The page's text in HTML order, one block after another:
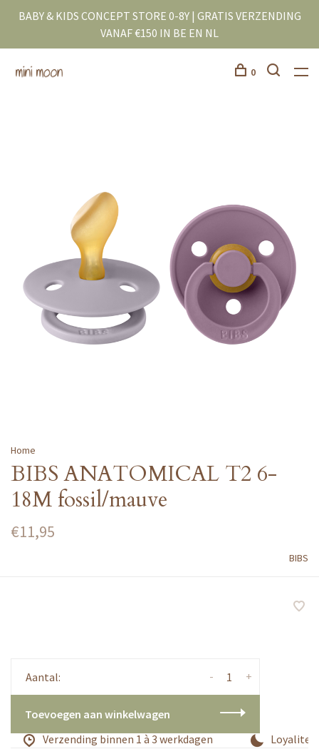
BABY & KIDS CONCEPT STORE 0-8Y | GRATIS VERZENDING
VANAF €150 IN BE EN NL
0
Home
BIBS ANATOMICAL T2 6-
18M fossil/mauve
€11,95
BIBS
Aantal: +
-
Toevoegen aan winkelwagen
Verzending binnen 1 à 3 werkdagen